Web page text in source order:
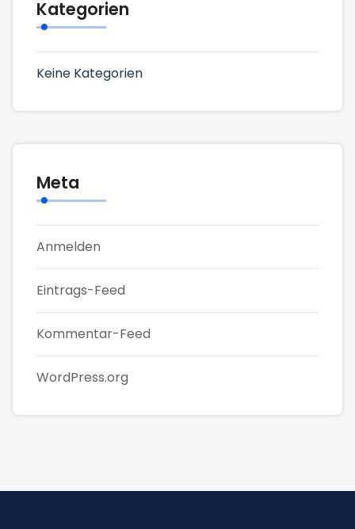
Kategorien
Keine Kategorien
Meta
Anmelden
Eintrags-Feed
Kommentar-Feed
WordPress.org